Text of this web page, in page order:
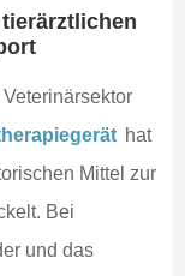
hat
Mittel zur
Bei
und das